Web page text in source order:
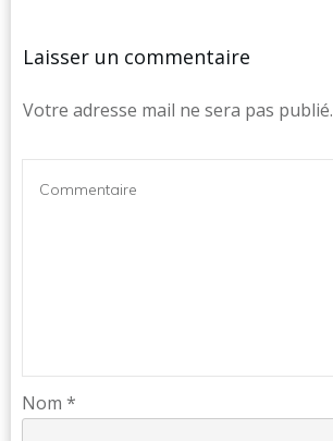
Laisser un commentaire
Votre adresse mail ne sera pas publié.
Nom *